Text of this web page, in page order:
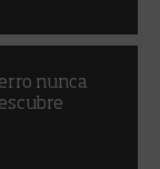
nunca